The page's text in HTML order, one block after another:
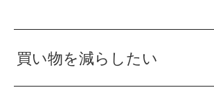
買い物を減らしたい